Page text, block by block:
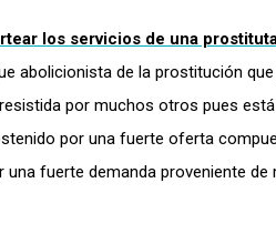
los servicios de una
abolicionista de la prostitución
por muchos otros pues
por una fuerte oferta
fuerte demanda proveniente de